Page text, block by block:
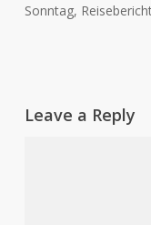
Sonntag,
Leave a Reply